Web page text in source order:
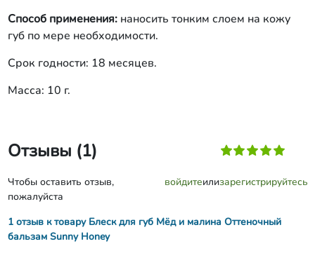
Способ применения:наносить тонким слоем на кожу
губ по мере необходимости.
Срок годности: 18 месяцев.
Масса: 10 г.
Отзывы (1)
Чтобы оставить отзыв,
пожалуйста
войдитеилизарегистрируйтесь
1 отзыв к товару Блеск для губ Мёд и малина Оттеночный
бальзам Sunny Honey